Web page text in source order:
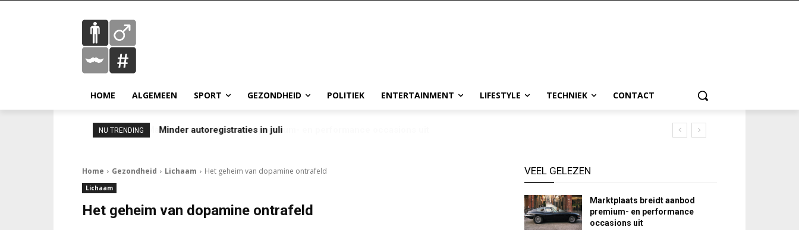
HOME ALGEMEEN SPORT GEZONDHEID POLITIEK ENTERTAINMENT LIFESTYLE TECHNIEK CONTACT
NU TRENDING Minder autoregistraties in juli
Home Gezondheid Lichaam Het geheim van dopamine ontrafeld
Lichaam
Het geheim van dopamine ontrafeld
VEEL GELEZEN
Marktplaats breidt aanbod
premium- en performance
occasions uit